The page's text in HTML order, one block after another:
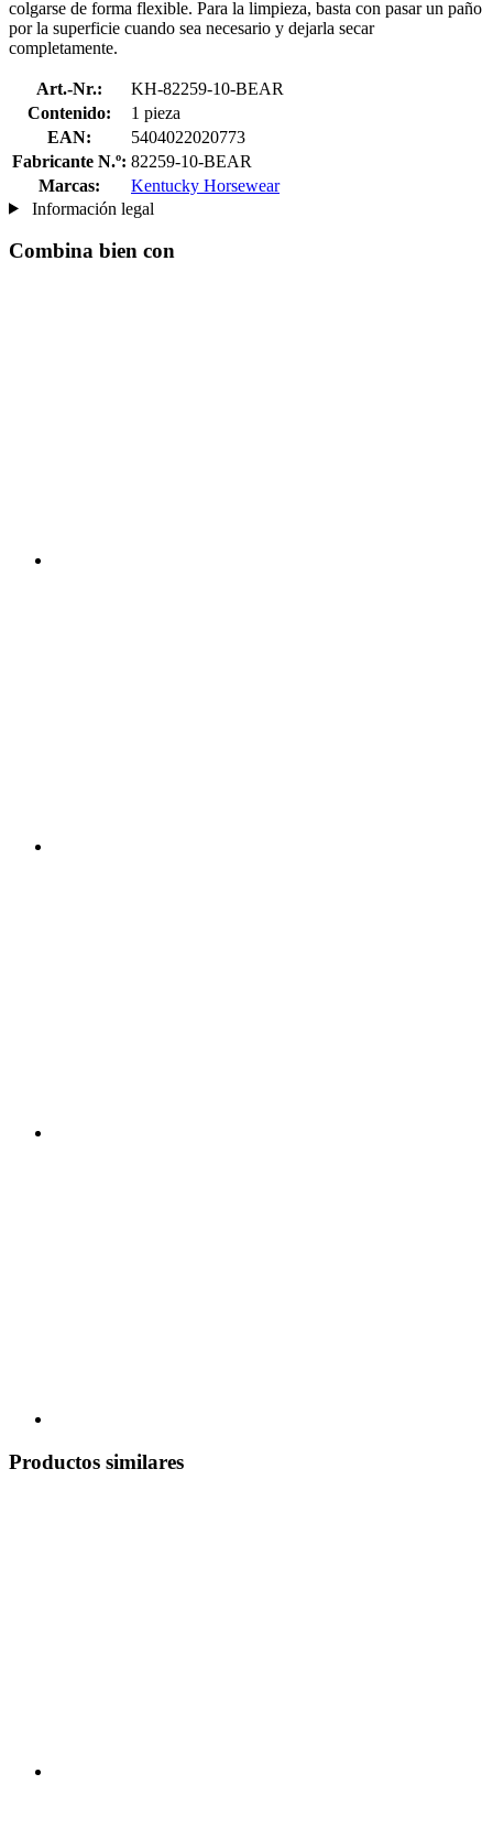
colgarse de forma flexible. Para la limpieza, basta con pasar un paño
por la superficie cuando sea necesario y dejarla secar
completamente.
Art.-Nr.:
KH-82259-10-BEAR
Contenido:
1 pieza
EAN:
5404022020773
Fabricante N.º: 82259-10-BEAR
Marcas:
Kentucky Horsewear
Información legal
Combina bien con
Productos similares